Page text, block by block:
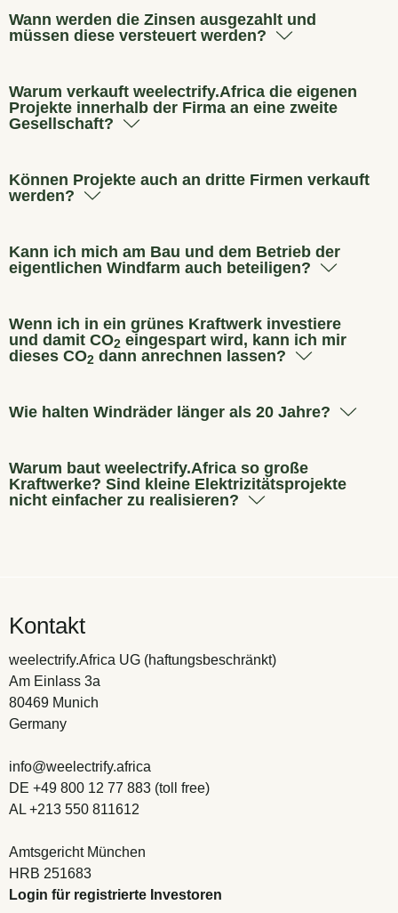
Wann werden die Zinsen ausgezahlt und
müssen diese versteuert werden?
Warum verkauft weelectrify.Africa die eigenen
Projekte innerhalb der Firma an eine zweite
Gesellschaft?
Können Projekte auch an dritte Firmen verkauft
werden?
Kann ich mich am Bau und dem Betrieb der
eigentlichen Windfarm auch beteiligen?
Wenn ich in ein grünes Kraftwerk investiere
und damit CO2 eingespart wird, kann ich mir
dieses CO2 dann anrechnen lassen?
Wie halten Windräder länger als 20 Jahre?
Warum baut weelectrify.Africa so große
Kraftwerke? Sind kleine Elektrizitätsprojekte
nicht einfacher zu realisieren?
Kontakt
weelectrify.Africa UG (haftungsbeschränkt)
Am Einlass 3a
80469 Munich
Germany
info@weelectrify.africa
DE +49 800 12 77 883 (toll free)
AL +213 550 811612
Amtsgericht München
HRB 251683
Login für registrierte Investoren